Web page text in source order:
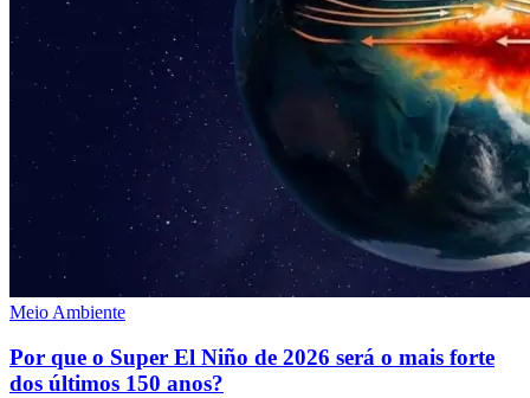
Meio Ambiente
Por que o Super El Niño de 2026 será o mais forte
dos últimos 150 anos?